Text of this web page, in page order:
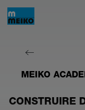
MEIKO
CONSTRUIRE